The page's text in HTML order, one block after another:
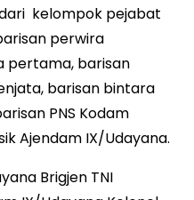
kelompok pejabat
perwira
pertama, barisan
barisan bintara
PNS Kodam
Ajendam IX/Udayana.
Brigjen TNI